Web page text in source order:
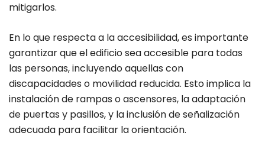
mitigarlos.
En lo que respecta a la accesibilidad, es importante
garantizar que el edificio sea accesible para todas
las personas, incluyendo aquellas con
discapacidades o movilidad reducida. Esto implica la
instalación de rampas o ascensores, la adaptación
de puertas y pasillos, y la inclusión de señalización
adecuada para facilitar la orientación.